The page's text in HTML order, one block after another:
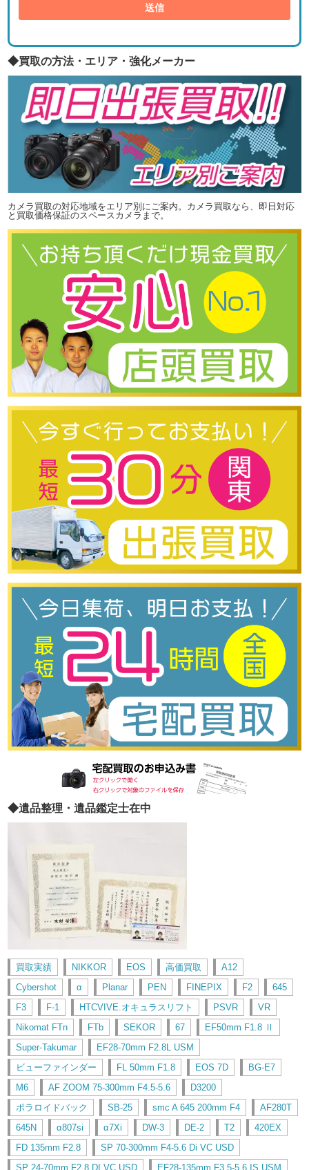
◆買取の方法・エリア・強化メーカー
カメラ買取の対応地域をエリア別にご案内。カメラ買取なら、即日対応
と買取価格保証のスペースカメラまで。
◆遺品整理・遺品鑑定士在中
買取実績 NIKKOR EOS 高価買取
A12
Cybershot
α Planar PEN FINEPIX F2
645
F3
F-1 HTCVIVE.オキュラスリフト PSVR
VR
Nikomat FTn
FTb SEKOR 67
EF50mm F1.8 Ⅱ
Super-Takumar
EF28-70mm F2.8L USM
ビューファインダー
FL 50mm F1.8 EOS 7D
BG-E7
M6
AF ZOOM 75-300mm F4.5-5.6
D3200
ポラロイドバック
SB-25 smc A 645 200mm F4
AF280T
645N
α807si α7Xi DW-3 DE-2 T2
420EX
FD 135mm F2.8
SP 70-300mm F4-5.6 Di VC USD
SP 24-70mm F2.8 DI VC USD
EF28-135mm F3.5-5.6 IS USM